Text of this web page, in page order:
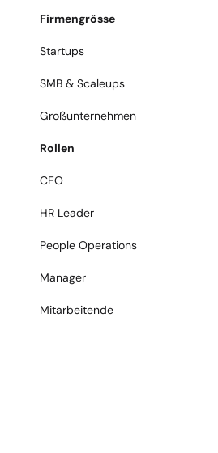
Firmengrösse
Startups
SMB & Scaleups
Großunternehmen
Rollen
CEO
HR Leader
People Operations
Manager
Mitarbeitende